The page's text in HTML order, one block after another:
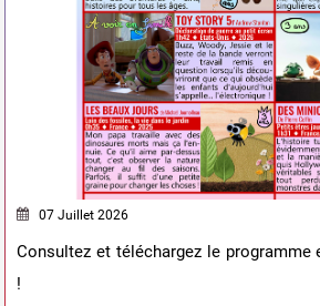
07 Juillet 2026
Consultez et téléchargez le programme
!